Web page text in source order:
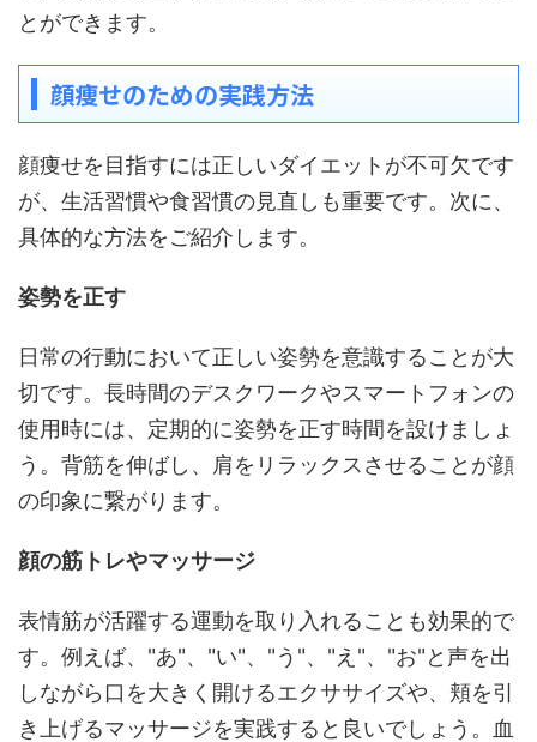
とができます。
顔痩せのための実践方法
顔痩せを目指すには正しいダイエットが不可欠です
が、生活習慣や食習慣の見直しも重要です。次に、
具体的な方法をご紹介します。
姿勢を正す
日常の行動において正しい姿勢を意識することが大
切です。長時間のデスクワークやスマートフォンの
使用時には、定期的に姿勢を正す時間を設けましょ
う。背筋を伸ばし、肩をリラックスさせることが顔
の印象に繋がります。
顔の筋トレやマッサージ
表情筋が活躍する運動を取り入れることも効果的で
す。例えば、"あ"、"い"、"う"、"え"、"お"と声を出
しながら口を大きく開けるエクササイズや、頬を引
き上げるマッサージを実践すると良いでしょう。血